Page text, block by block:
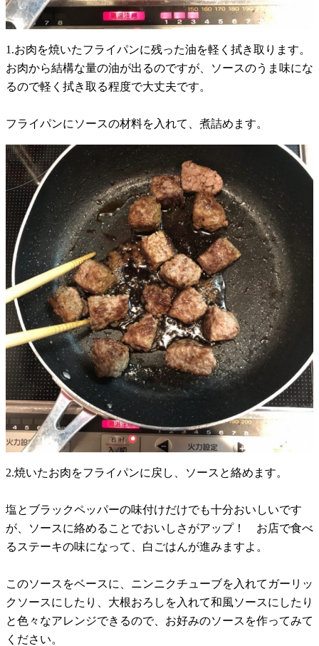
1.お肉を焼いたフライパンに残った油を軽く拭き取ります。
お肉から結構な量の油が出るのですが、ソースのうま味にな
るので軽く拭き取る程度で大丈夫です。
フライパンにソースの材料を入れて、煮詰めます。
2.焼いたお肉をフライパンに戻し、ソースと絡めます。
塩とブラックペッパーの味付けだけでも十分おいしいです
が、ソースに絡めることでおいしさがアップ！ お店で食べ
るステーキの味になって、白ごはんが進みますよ。
このソースをベースに、ニンニクチューブを入れてガーリッ
クソースにしたり、大根おろしを入れて和風ソースにしたり
と色々なアレンジできるので、お好みのソースを作ってみて
ください。